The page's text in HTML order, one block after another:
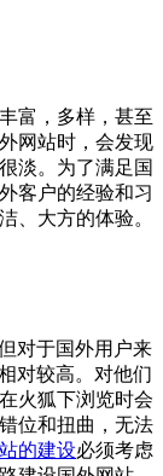
富，多样，甚至
网站时，会发现
淡。为了满足国
客户的经验和习
、大方的体验。
对于国外用户来
对较高。对他们
火狐下浏览时会
位和扭曲，无法
的建设必须考虑